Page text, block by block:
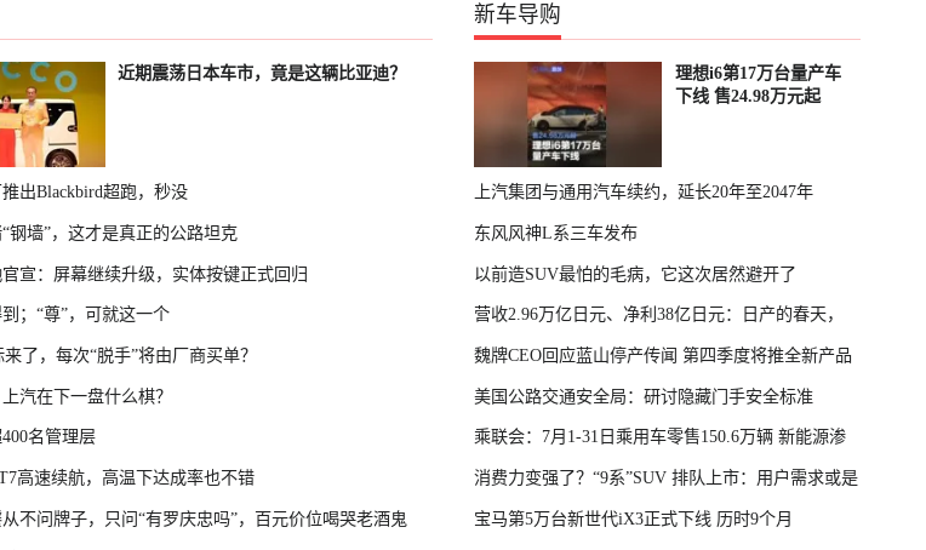
近期震荡日本车市，竟是这辆比亚迪？
出Blackbird超跑，秒没
钢墙”，这才是真正的公路坦克
宣：屏幕继续升级，实体按键正式回归
；“尊”，可就这一个
了，每次“脱手”将由厂商买单？
汽在下一盘什么棋？
名管理层
高速续航，高温下达成率也不错
不问牌子，只问“有罗庆忠吗”，百元价位喝哭老酒鬼
新车导购
理想i6第17万台量产车
下线 售24.98万元起
上汽集团与通用汽车续约，延长20年至2047年
东风风神L系三车发布
以前造SUV最怕的毛病，它这次居然避开了
营收2.96万亿日元、净利38亿日元：日产的春天，
回来了
魏牌CEO回应蓝山停产传闻 第四季度将推全新产品
美国公路交通安全局：研讨隐藏门手安全标准
乘联会：7月1-31日乘用车零售150.6万辆 新能源渗
透率64.4%
消费力变强了？“9系”SUV 排队上市：用户需求或是
主因
宝马第5万台新世代iX3正式下线 历时9个月